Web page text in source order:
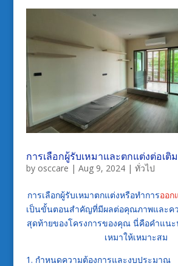
การเลือกผู้รับเหมาและตกแต่งต่อเติ
by osccare | Aug 9, 2024| ทั่วไป
การเลือกผู้รับเหมาตกแต่งหรือทำการออก
เป็นขั้นตอนสำคัญที่มีผลต่อคุณภาพและค
สุดท้ายของโครงการของคุณ นี่คือคำแนะ
เหมาให้เหมาะสม
1. กำหนดความต้องการและงบประมาณ